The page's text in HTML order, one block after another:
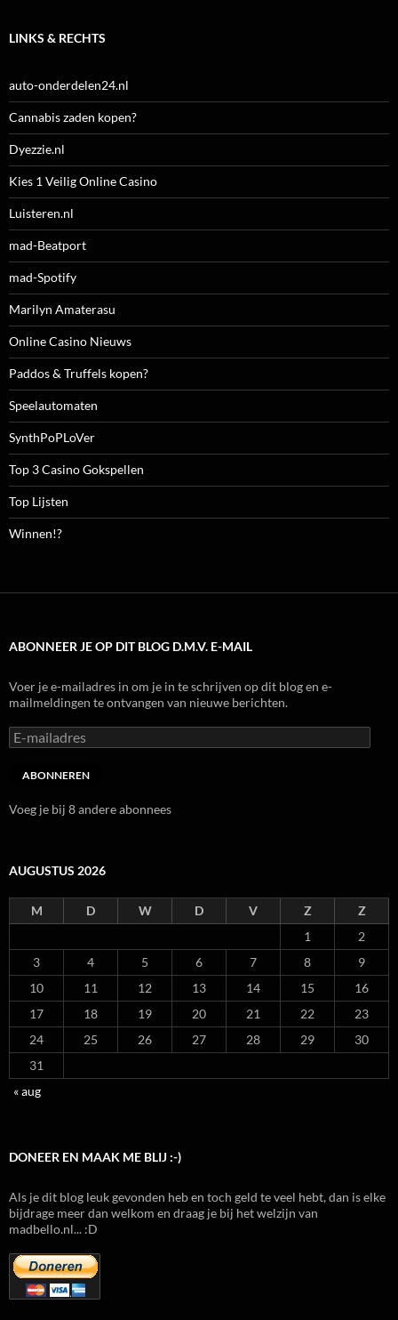
LINKS & RECHTS
auto-onderdelen24.nl
Cannabis zaden kopen?
Dyezzie.nl
Kies 1 Veilig Online Casino
Luisteren.nl
mad-Beatport
mad-Spotify
Marilyn Amaterasu
Online Casino Nieuws
Paddos & Truffels kopen?
Speelautomaten
SynthPoPLoVer
Top 3 Casino Gokspellen
Top Lijsten
Winnen!?
ABONNEER JE OP DIT BLOG D.M.V. E-MAIL
Voer je e-mailadres in om je in te schrijven op dit blog en e-
mailmeldingen te ontvangen van nieuwe berichten.
E-
mailadres
ABONNEREN
Voeg je bij 8 andere abonnees
AUGUSTUS 2026
M D W D V Z
Z
1
2
3
4 5 6 7 8
9
10
11 12 13 14 15
16
17
18 19 20 21 22
23
24
25 26 27 28 29
30
31
« aug
DONEER EN MAAK ME BLIJ :-)
Als je dit blog leuk gevonden heb en toch geld te veel hebt, dan is elke
bijdrage meer dan welkom en draag je bij het welzijn van
madbello.nl... :D